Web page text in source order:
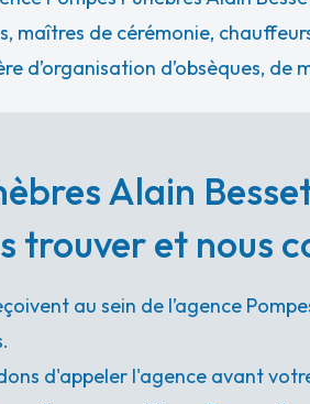
maîtres de cérémonie,
d’organisation d’obsèques,
Alain
trouver et nous
au sein de l’agence
d'appeler l'agence avant